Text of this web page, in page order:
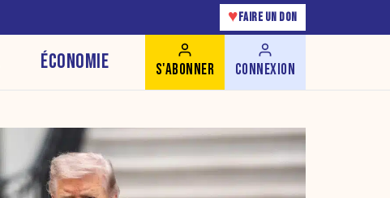
♥ FAIRE UN DON
ÉCONOMIE S'ABONNER CONNEXION